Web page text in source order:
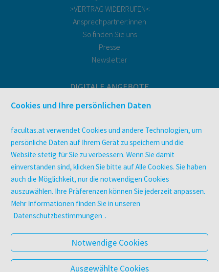
>VERTRAG WIDERRUFEN<
Ansprechpartner:innen
So finden Sie uns
Presse
Newsletter
DIGITALE ANGEBOTE
Überblick
utb elibrary
E-Books
facultas Club
UNTERNEHMEN
Über facultas
Datenschutz & Cookies
AGB
Barrierefreiheit
Cookies und Ihre persönlichen Daten
facultas.at verwendet Cookies und andere Technologien, um
persönliche Daten auf Ihrem Gerät zu speichern und die
Website stetig für Sie zu verbessern. Wenn Sie damit
einverstanden sind, klicken Sie bitte auf Alle Cookies. Sie haben
auch die Möglichkeit, nur die notwendigen Cookies
auszuwählen. Ihre Präferenzen können Sie jederzeit anpassen.
Mehr Informationen finden Sie in unseren
Datenschutzbestimmungen .
Notwendige Cookies
Ausgewählte Cookies